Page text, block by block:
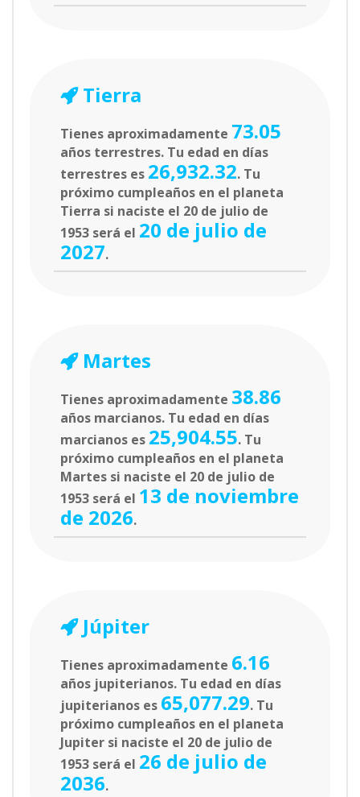
Tierra
Tienes aproximadamente 73.05
años terrestres. Tu edad en días
terrestres es 26,932.32. Tu
próximo cumpleaños en el planeta
Tierra si naciste el 20 de julio de
1953 será el 20 de julio de
2027.
Martes
Tienes aproximadamente 38.86
años marcianos. Tu edad en días
marcianos es 25,904.55. Tu
próximo cumpleaños en el planeta
Martes si naciste el 20 de julio de
1953 será el 13 de noviembre
de 2026.
Júpiter
Tienes aproximadamente 6.16
años jupiterianos. Tu edad en días
jupiterianos es 65,077.29. Tu
próximo cumpleaños en el planeta
Jupiter si naciste el 20 de julio de
1953 será el 26 de julio de
2036.